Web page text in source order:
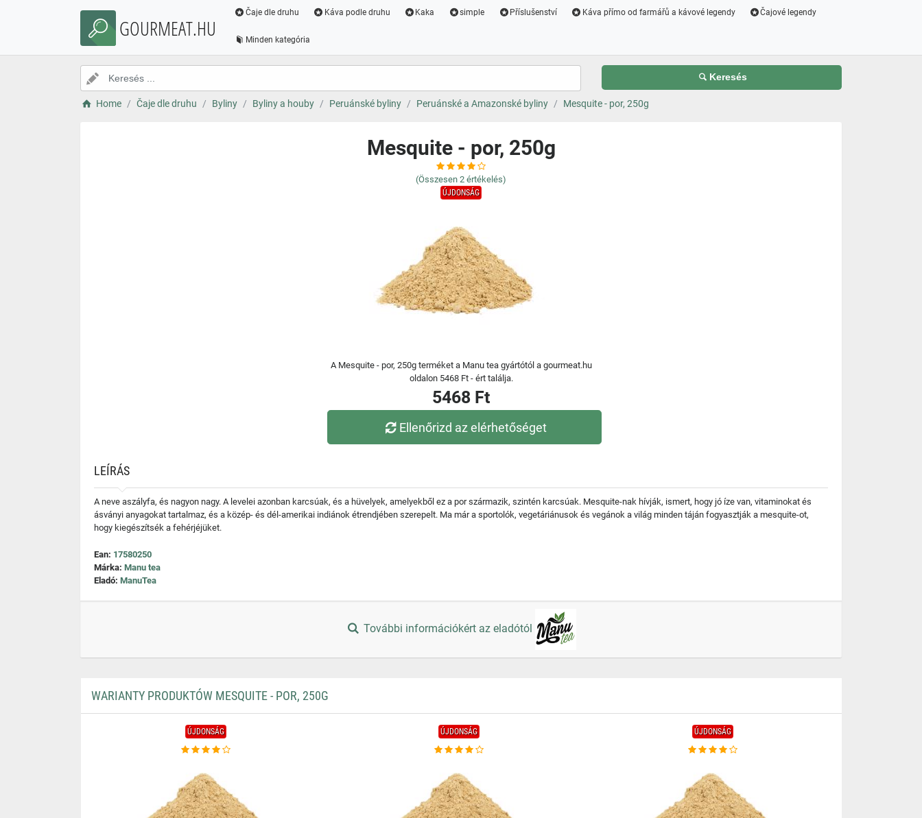
GOURMEAT.HU
Čaje dle druhu Káva podle druhu Kaka simple Příslušenství Káva přímo od farmářů a kávové legendy Čajové legendy
Minden kategória
Keresés
Home Čaje dle druhu Byliny Byliny a houby Peruánské byliny Peruánské a Amazonské byliny Mesquite - por, 250g
Mesquite - por, 250g
(Összesen 2 értékelés)
ÚJDONSÁG
A Mesquite - por, 250g terméket a Manu tea gyártótól a gourmeat.hu
oldalon 5468 Ft - ért találja.
5468 Ft
Ellenőrizd az elérhetőséget
LEÍRÁS
A neve aszályfa, és nagyon nagy. A levelei azonban karcsúak, és a hüvelyek, amelyekből ez a por származik, szintén karcsúak. Mesquite-nak hívják, ismert, hogy jó íze van, vitaminokat és
ásványi anyagokat tartalmaz, és a közép- és dél-amerikai indiánok étrendjében szerepelt. Ma már a sportolók, vegetáriánusok és vegánok a világ minden táján fogyasztják a mesquite-ot,
hogy kiegészítsék a fehérjéjüket.
Ean: 17580250
Márka: Manu tea
Eladó: ManuTea
További információkért az eladótól
WARIANTY PRODUKTÓW MESQUITE - POR, 250G
ÚJDONSÁG ÚJDONSÁG ÚJDONSÁG